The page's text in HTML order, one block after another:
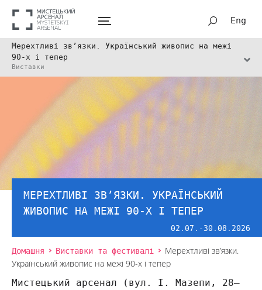
Eng
Мерехтливі зв’язки. Український живопис на межі
90-х і тепер
Виставки
МЕРЕХТЛИВІ ЗВ’ЯЗКИ. УКРАЇНСЬКИЙ
ЖИВОПИС НА МЕЖІ 90-Х І ТЕПЕР
02.07.-30.08.2026
Домашня Виставки та фестивалі
Мерехтливі зв’язки.
Український живопис на межі 90-х і тепер
Мистецький арсенал (вул. І. Мазепи, 28–